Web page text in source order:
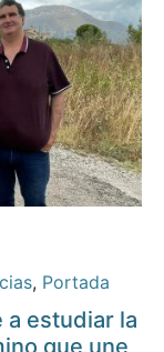
, Portada
a estudiar la